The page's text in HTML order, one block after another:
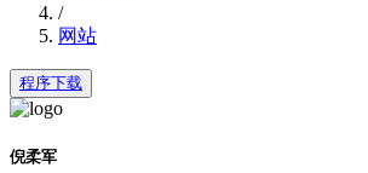
/
网站
程序下载
倪柔军